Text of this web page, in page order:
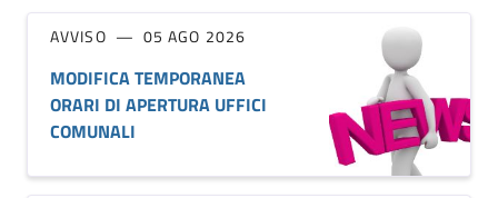
AVVISO 05 AGO 2026
MODIFICA TEMPORANEA
ORARI DI APERTURA UFFICI
COMUNALI